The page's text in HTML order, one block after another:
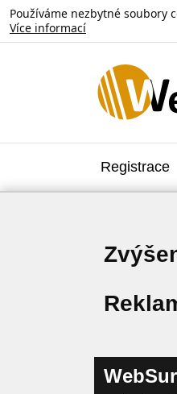
Používáme nezbytné soubory
Více informací
Registrace